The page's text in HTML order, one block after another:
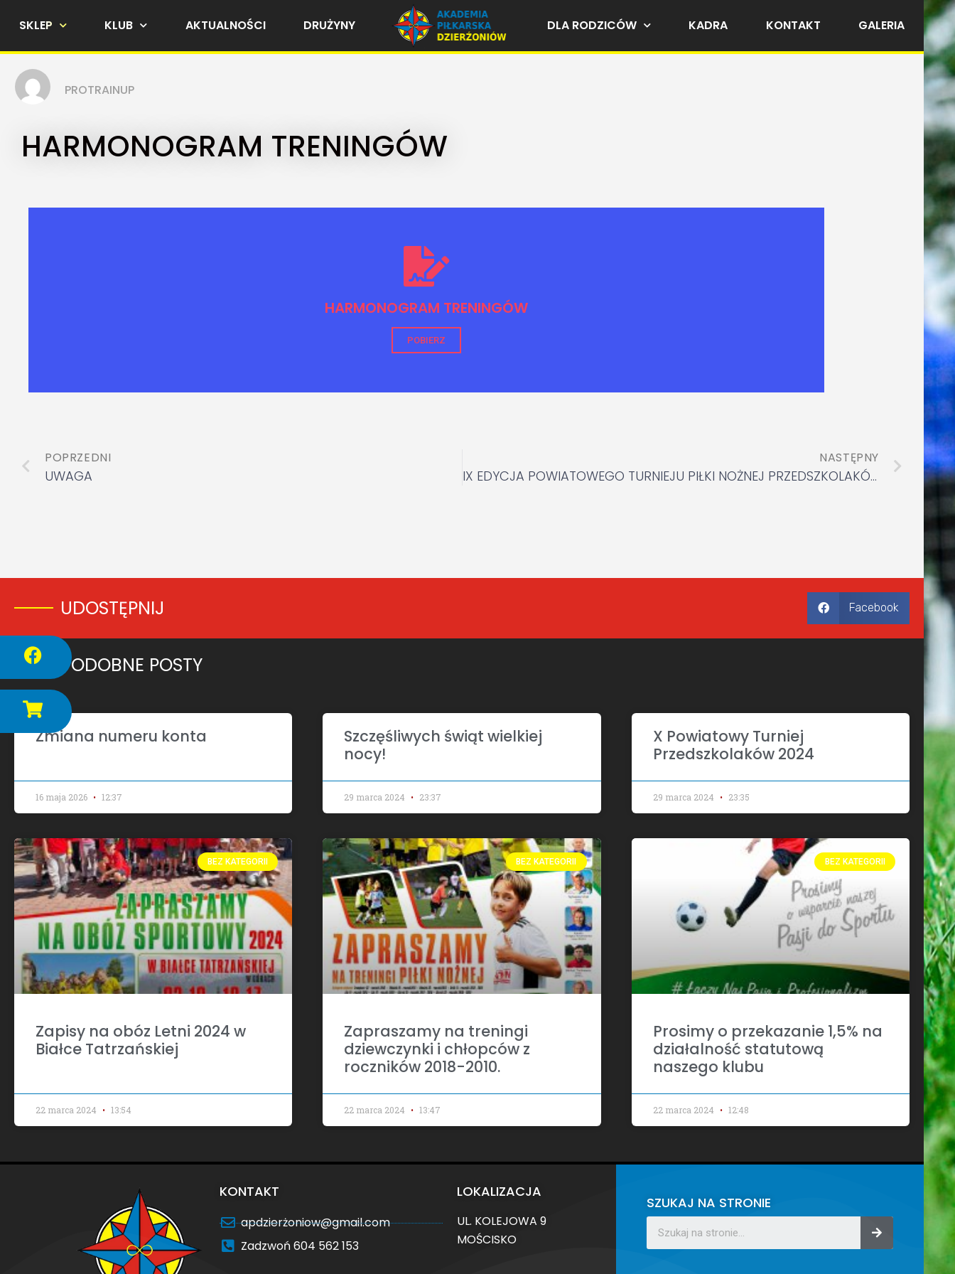
SKLEP KLUB AKTUALNOŚCI DRUŻYNY DLA RODZICÓW KADRA KONTAKT GALERIA
PROTRAINUP
HARMONOGRAM TRENINGÓW
HARMONOGRAM TRENINGÓW
POBIERZ
POPRZEDNI
UWAGA
NASTĘPNY
IX EDYCJA POWIATOWEGO TURNIEJU PIŁKI NOŻNEJ PRZEDSZKOLAKÓW!
UDOSTĘPNIJ Facebook
PODOBNE POSTY​
Zmiana numeru konta
16 maja 2026 12:37
Szczęśliwych świąt wielkiej
nocy!
29 marca 2024 23:37
X Powiatowy Turniej
Przedszkolaków 2024
29 marca 2024 23:35
BEZ KATEGORII
Zapisy na obóz Letni 2024 w
Białce Tatrzańskiej
22 marca 2024 13:54
BEZ KATEGORII
Zapraszamy na treningi
dziewczynki i chłopców z
roczników 2018-2010.
22 marca 2024 13:47
BEZ KATEGORII
Prosimy o przekazanie 1,5% na
działalność statutową
naszego klubu
22 marca 2024 12:48
KONTAKT
apdzierżoniow@gmail.com
Zadzwoń 604 562 153
LOKALIZACJA
UL. KOLEJOWA 9
MOŚCISKO
SZUKAJ NA STRONIE